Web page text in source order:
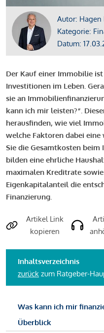
Autor: Hagen
Kategorie:
Datum:
Der Kauf einer Immobilie
Investitionen im Leben.
sie an
kann ich mir leisten?“.
herausfinden, wie viel
welche Faktoren dabei
Sie die Gesamtkosten
bilden eine ehrliche
maximalen Kreditrate
Eigenkapitalanteil die
Finanzierung.
Artikel Link
kopieren
Inhaltsverzeichnis
zurück zum Ratgeber-
Was kann ich mir
Überblick